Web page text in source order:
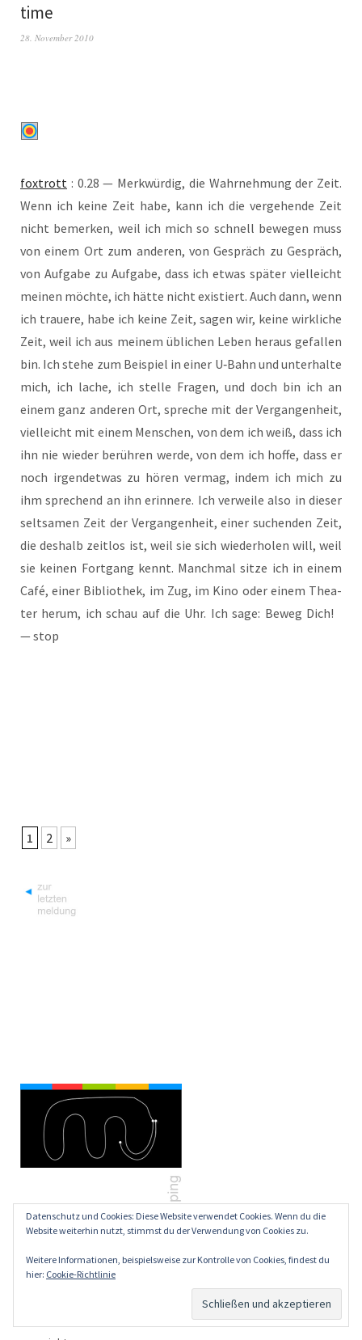
time
28. November 2010
fox­trott : 0.28 — Merk­wür­dig, die Wahr­neh­mung der Zeit.
Wenn ich kei­ne Zeit habe, kann ich die ver­ge­hen­de Zeit
nicht bemer­ken, weil ich mich so schnell bewe­gen muss
von einem Ort zum ande­ren, von Gespräch zu Gespräch,
von Auf­ga­be zu Auf­ga­be, dass ich etwas spä­ter viel­leicht
mei­nen möch­te, ich hät­te nicht exis­tiert. Auch dann, wenn
ich traue­re, habe ich kei­ne Zeit, sagen wir, kei­ne wirk­li­che
Zeit, weil ich aus mei­nem übli­chen Leben her­aus gefal­len
bin. Ich ste­he zum Bei­spiel in einer U‑Bahn und unter­hal­te
mich, ich lache, ich stel­le Fra­gen, und doch bin ich an
einem ganz ande­ren Ort, spre­che mit der Ver­gan­gen­heit,
viel­leicht mit einem Men­schen, von dem ich weiß, dass ich
ihn nie wie­der berüh­ren wer­de, von dem ich hof­fe, dass er
noch irgend­et­was zu hören ver­mag, indem ich mich zu
ihm spre­chend an ihn erin­ne­re. Ich ver­wei­le also in die­ser
selt­sa­men Zeit der Ver­gan­gen­heit, einer suchen­den Zeit,
die des­halb zeit­los ist, weil sie sich wie­der­ho­len will, weil
sie kei­nen Fort­gang kennt. Manch­mal sit­ze ich in einem
Café, einer Biblio­thek, im Zug, im Kino oder einem Thea­
ter her­um, ich schau auf die Uhr. Ich sage: Beweg Dich!
— stop
1 2 »
about particles
Datenschutz und Cookies: Diese Website verwendet Cookies. Wenn du die
Website weiterhin nutzt, stimmst du der Verwendung von Cookies zu.
Weitere Informationen, beispielsweise zur Kontrolle von Cookies, findest du
hier: Cookie-Richtlinie